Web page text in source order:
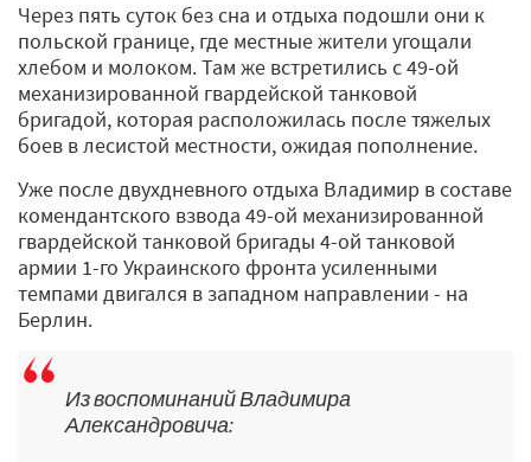
Через пять суток без сна и отдыха подошли они к
польской границе, где местные жители угощали
хлебом и молоком. Там же встретились с 49-ой
механизированной гвардейской танковой
бригадой, которая расположилась после тяжелых
боев в лесистой местности, ожидая пополнение.
Уже после двухдневного отдыха Владимир в составе
комендантского взвода 49-ой механизированной
гвардейской танковой бригады 4-ой танковой
армии 1-го Украинского фронта усиленными
темпами двигался в западном направлении - на
Берлин.
Из воспоминаний Владимира
Александровича: